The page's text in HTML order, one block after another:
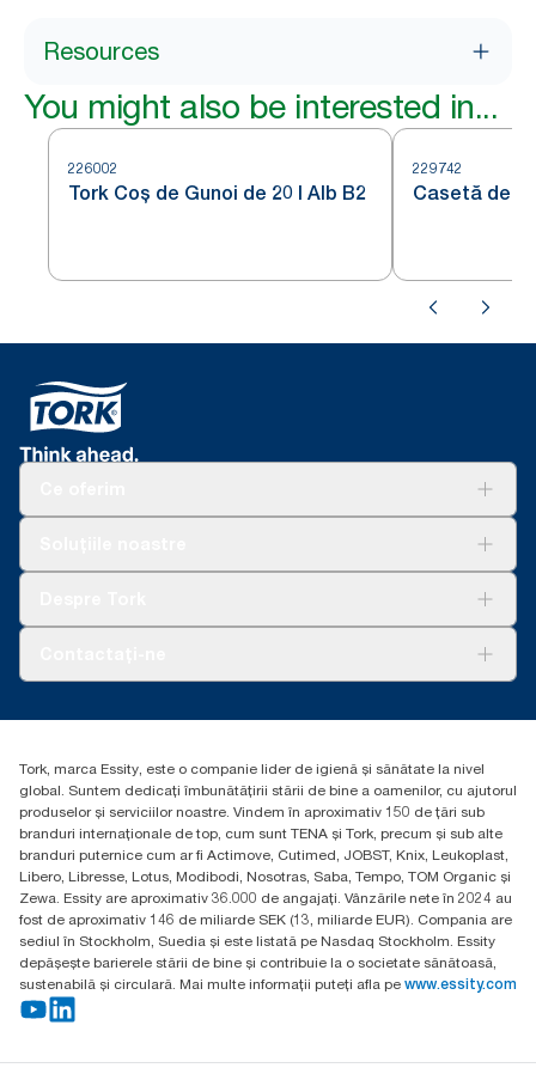
Resources
You might also be interested in...
226002
Tork Coș de Gunoi de 20 l Alb B2
229742
Casetă de
Essity Hungary Kft. Professional Hygiene
Budakeszi út 51.
Tork, marca Essity, este o companie lider de igienă și sănătate la nivel
global. Suntem dedicați îmbunătățirii stării de bine a oamenilor, cu ajutorul
produselor și serviciilor noastre. Vindem în aproximativ 150 de țări sub
branduri internaționale de top, cum sunt TENA și Tork, precum și sub alte
branduri puternice cum ar fi Actimove, Cutimed, JOBST, Knix, Leukoplast,
Libero, Libresse, Lotus, Modibodi, Nosotras, Saba, Tempo, TOM Organic și
Zewa. Essity are aproximativ 36.000 de angajați. Vânzările nete în 2024 au
fost de aproximativ 146 de miliarde SEK (13, miliarde EUR). Compania are
sediul în Stockholm, Suedia și este listată pe Nasdaq Stockholm. Essity
depășește barierele stării de bine și contribuie la o societate sănătoasă,
sustenabilă și circulară. Mai multe informații puteți afla pe www.essity.com